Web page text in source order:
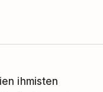
ihmisten